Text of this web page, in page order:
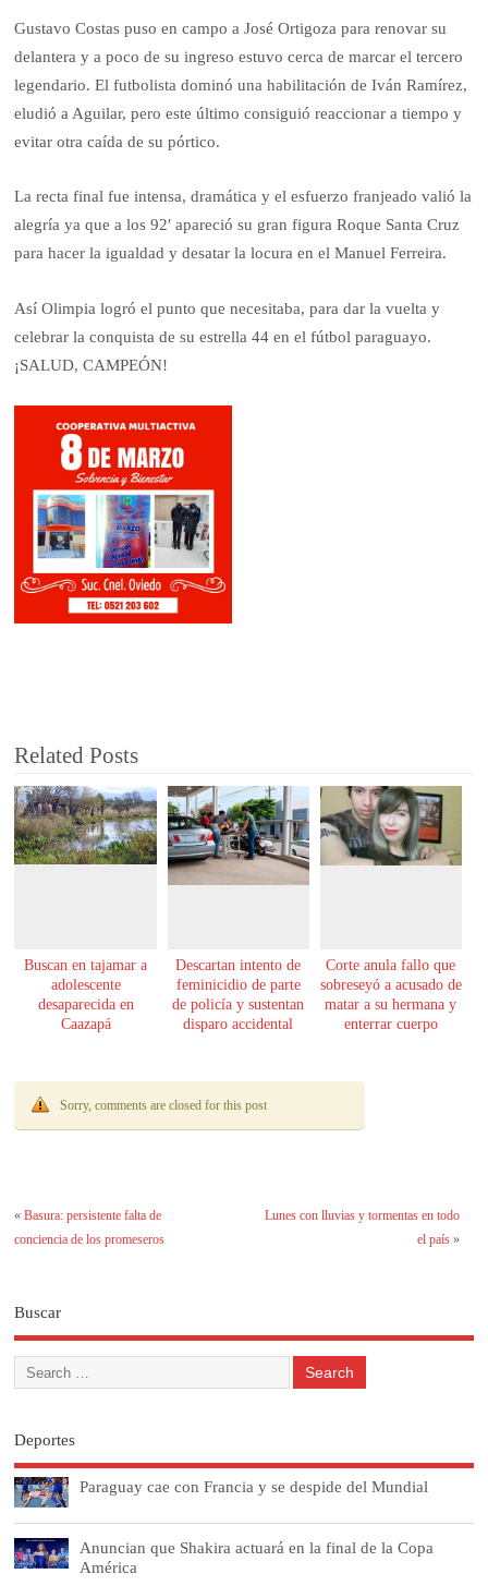
Gustavo Costas puso en campo a José Ortigoza para renovar su
delantera y a poco de su ingreso estuvo cerca de marcar el tercero
legendario. El futbolista dominó una habilitación de Iván Ramírez,
eludió a Aguilar, pero este último consiguió reaccionar a tiempo y
evitar otra caída de su pórtico.
La recta final fue intensa, dramática y el esfuerzo franjeado valió la
alegría ya que a los 92′ apareció su gran figura Roque Santa Cruz
para hacer la igualdad y desatar la locura en el Manuel Ferreira.
Así Olimpia logró el punto que necesitaba, para dar la vuelta y
celebrar la conquista de su estrella 44 en el fútbol paraguayo.
¡SALUD, CAMPEÓN!
Related Posts
Buscan en tajamar a
adolescente
desaparecida en
Caazapá
Descartan intento de
feminicidio de parte
de policía y sustentan
disparo accidental
Corte anula fallo que
sobreseyó a acusado de
matar a su hermana y
enterrar cuerpo
Sorry, comments are closed for this post
«Basura: persistente falta de
conciencia de los promeseros
Lunes con lluvias y tormentas en todo
el país»
Buscar
Deportes
Paraguay cae con Francia y se despide del Mundial
Anuncian que Shakira actuará en la final de la Copa
América